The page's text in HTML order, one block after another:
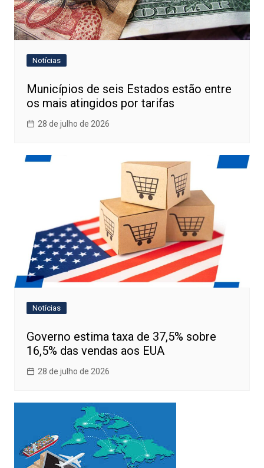
Notícias
Municípios de seis Estados estão entre
os mais atingidos por tarifas
28 de julho de 2026
Notícias
Governo estima taxa de 37,5% sobre
16,5% das vendas aos EUA
28 de julho de 2026